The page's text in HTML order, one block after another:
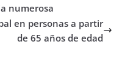
numerosa
en personas a partir
de 65 años de edad